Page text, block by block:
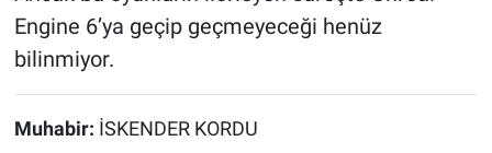
Engine 6’ya geçip geçmeyeceği henüz
bilinmiyor.
Muhabir: İSKENDER KORDU